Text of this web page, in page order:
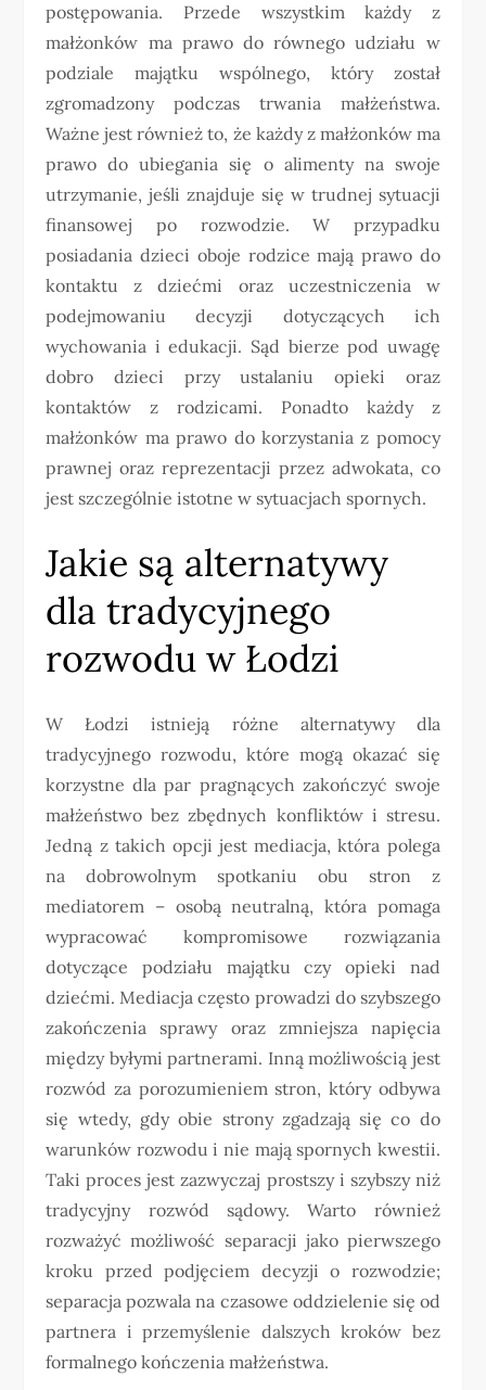
postępowania. Przede wszystkim każdy z
małżonków ma prawo do równego udziału w
podziale majątku wspólnego, który został
zgromadzony podczas trwania małżeństwa.
Ważne jest również to, że każdy z małżonków ma
prawo do ubiegania się o alimenty na swoje
utrzymanie, jeśli znajduje się w trudnej sytuacji
finansowej po rozwodzie. W przypadku
posiadania dzieci oboje rodzice mają prawo do
kontaktu z dziećmi oraz uczestniczenia w
podejmowaniu decyzji dotyczących ich
wychowania i edukacji. Sąd bierze pod uwagę
dobro dzieci przy ustalaniu opieki oraz
kontaktów z rodzicami. Ponadto każdy z
małżonków ma prawo do korzystania z pomocy
prawnej oraz reprezentacji przez adwokata, co
jest szczególnie istotne w sytuacjach spornych.
Jakie są alternatywy
dla tradycyjnego
rozwodu w Łodzi
W Łodzi istnieją różne alternatywy dla
tradycyjnego rozwodu, które mogą okazać się
korzystne dla par pragnących zakończyć swoje
małżeństwo bez zbędnych konfliktów i stresu.
Jedną z takich opcji jest mediacja, która polega
na dobrowolnym spotkaniu obu stron z
mediatorem – osobą neutralną, która pomaga
wypracować kompromisowe rozwiązania
dotyczące podziału majątku czy opieki nad
dziećmi. Mediacja często prowadzi do szybszego
zakończenia sprawy oraz zmniejsza napięcia
między byłymi partnerami. Inną możliwością jest
rozwód za porozumieniem stron, który odbywa
się wtedy, gdy obie strony zgadzają się co do
warunków rozwodu i nie mają spornych kwestii.
Taki proces jest zazwyczaj prostszy i szybszy niż
tradycyjny rozwód sądowy. Warto również
rozważyć możliwość separacji jako pierwszego
kroku przed podjęciem decyzji o rozwodzie;
separacja pozwala na czasowe oddzielenie się od
partnera i przemyślenie dalszych kroków bez
formalnego kończenia małżeństwa.